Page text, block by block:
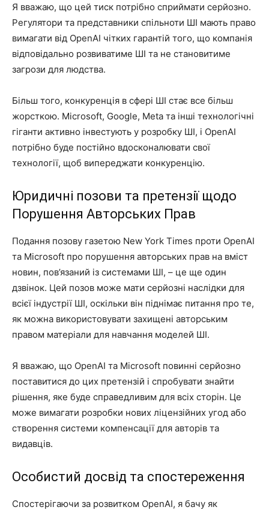
Я вважаю, що цей тиск потрібно сприймати серйозно.
Регулятори та представники спільноти ШІ мають право
вимагати від OpenAI чітких гарантій того, що компанія
відповідально розвиватиме ШІ та не становитиме
загрози для людства.
Більш того, конкуренція в сфері ШІ стає все більш
жорсткою. Microsoft, Google, Meta та інші технологічні
гіганти активно інвестують у розробку ШІ, і OpenAI
потрібно буде постійно вдосконалювати свої
технології, щоб випереджати конкуренцію.
Юридичні позови та претензії щодо
Порушення Авторських Прав
Подання позову газетою New York Times проти OpenAI
та Microsoft про порушення авторських прав на вміст
новин, пов’язаний із системами ШІ, – це ще один
дзвінок. Цей позов може мати серйозні наслідки для
всієї індустрії ШІ, оскільки він піднімає питання про те,
як можна використовувати захищені авторським
правом матеріали для навчання моделей ШІ.
Я вважаю, що OpenAI та Microsoft повинні серйозно
поставитися до цих претензій і спробувати знайти
рішення, яке буде справедливим для всіх сторін. Це
може вимагати розробки нових ліцензійних угод або
створення системи компенсації для авторів та
видавців.
Особистий досвід та спостереження
Спостерігаючи за розвитком OpenAI, я бачу як